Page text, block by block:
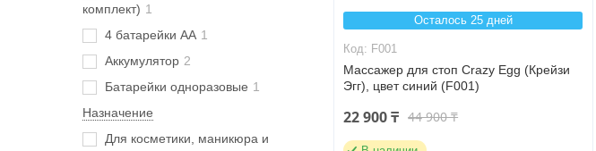
комплект) 1
4 батарейки АА 1
Аккумулятор 2
Батарейки одноразовые 1
Назначение
Для косметики, маникюра и
Осталось 25 дней
F001
Массажер для стоп Crazy Egg (Крейзи
Эгг), цвет синий (F001)
22 900 ₸ 44 900 ₸